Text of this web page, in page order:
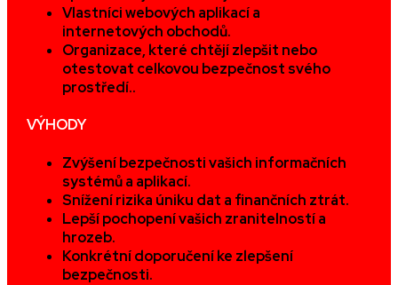
Vlastníci webových aplikací a
internetových obchodů.
Organizace, které chtějí zlepšit nebo
otestovat celkovou bezpečnost svého
prostředí..
VÝHODY
Zvýšení bezpečnosti vašich informačních
systémů a aplikací.
Snížení rizika úniku dat a finančních ztrát.
Lepší pochopení vašich zranitelností a
hrozeb.
Konkrétní doporučení ke zlepšení
bezpečnosti.